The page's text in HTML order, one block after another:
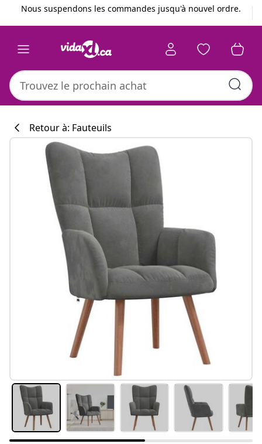
Précédent
Suivant
Nous suspendons les commandes jusqu'à nouvel ordre.
Retour à: Fauteuils